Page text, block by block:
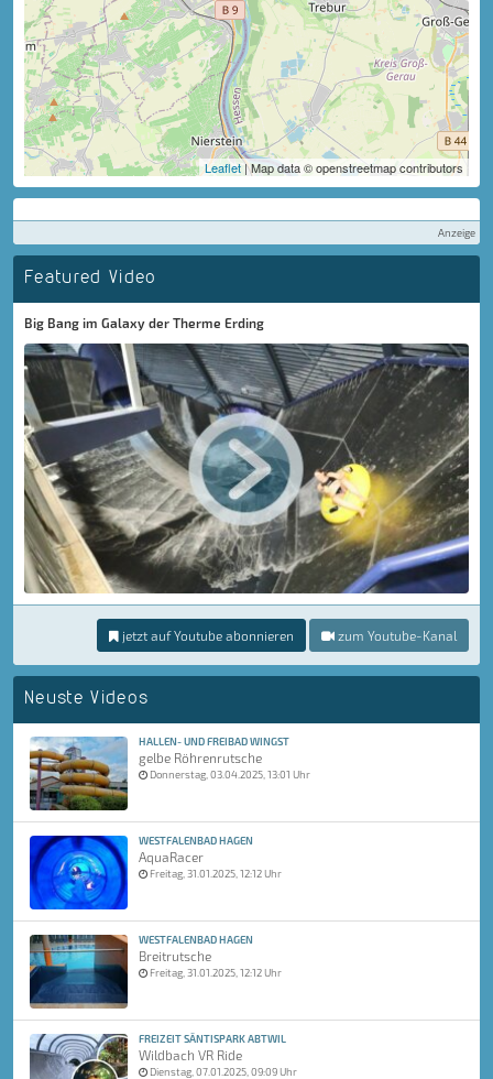
Leaflet| Map data © openstreetmap contributors
Anzeige
Featured Video
Big Bang im Galaxy der Therme Erding
jetzt auf Youtube abonnieren zum Youtube-Kanal
Neuste Videos
HALLEN- UND FREIBAD WINGST
gelbe Röhrenrutsche
Donnerstag, 03.04.2025, 13:01 Uhr
WESTFALENBAD HAGEN
AquaRacer
Freitag, 31.01.2025, 12:12 Uhr
WESTFALENBAD HAGEN
Breitrutsche
Freitag, 31.01.2025, 12:12 Uhr
FREIZEIT SÄNTISPARK ABTWIL
Wildbach VR Ride
Dienstag, 07.01.2025, 09:09 Uhr